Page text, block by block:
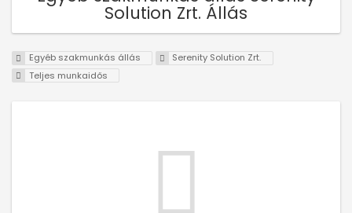
Solution Zrt. Állás
Egyéb szakmunkás állás
Serenity Solution Zrt.
Teljes munkaidős